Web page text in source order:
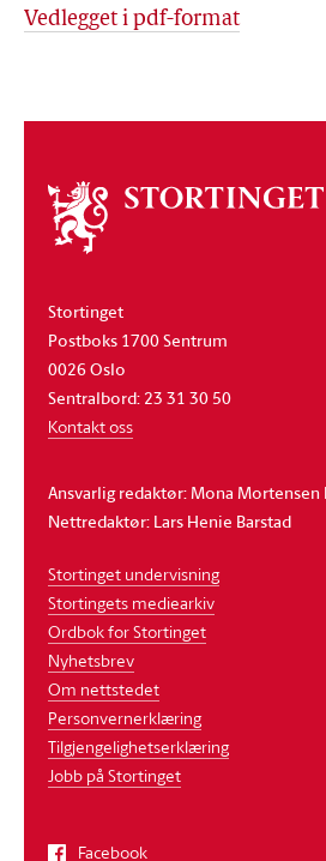
Vedlegget i pdf-format
Om
stortinget
Stortinget
Postboks 1700 Sentrum
0026 Oslo
Sentralbord: 23 31 30 50
Kontakt oss
Ansvarlig redaktør: Mona Mortensen
Nettredaktør: Lars Henie Barstad
Stortinget undervisning
Stortingets mediearkiv
Ordbok for Stortinget
Nyhetsbrev
Om nettstedet
Personvernerklæring
Tilgjengelighetserklæring
Jobb på Stortinget
Facebook